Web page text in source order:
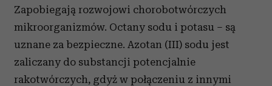
Zapobiegają rozwojowi chorobotwórczych
mikroorganizmów. Octany sodu i potasu – są
uznane za bezpieczne. Azotan (III) sodu jest
zaliczany do substancji potencjalnie
rakotwórczych, gdyż w połączeniu z innymi